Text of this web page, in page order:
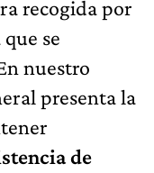
recogida por
se
nuestro
presenta la
de